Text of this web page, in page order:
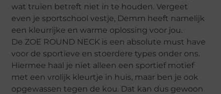
wat truien betreft niet in te houden. Vergeet
even je sportschool vestje, Demm heeft namelijk
een kleurrijke en warme oplossing voor jou.
De ZOE ROUND NECK is een absolute must have
voor de sportieve en stoerdere types onder ons.
Hiermee haal je niet alleen een sportief motief
met een vrolijk kleurtje in huis, maar ben je ook
opgewassen tegen de kou. Dat kan dus gewoon